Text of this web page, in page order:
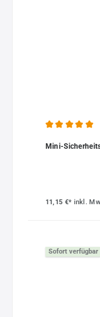
Mini-
11,15 €* inkl.
Sofort verfügbar